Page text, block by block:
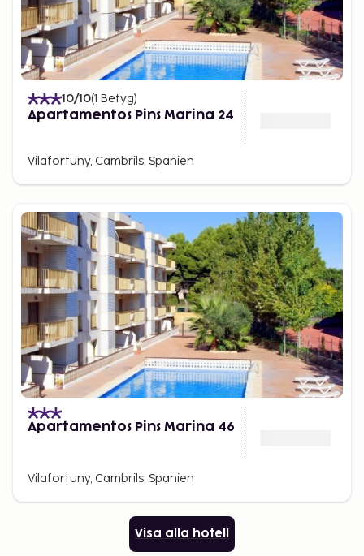
10/10(1 Betyg)
Apartamentos Pins Marina 24
Vilafortuny, Cambrils, Spanien
Apartamentos Pins Marina 46
Vilafortuny, Cambrils, Spanien
Visa alla hotell